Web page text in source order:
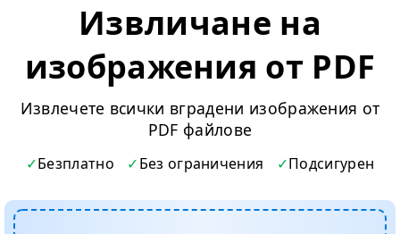
Извличане на
изображения от PDF
Извлечете всички вградени изображения от
PDF файлове
Безплатно Без ограничения Подсигурен